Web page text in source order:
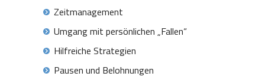
Zeitmanagement
Umgang mit persönlichen „Fallen“
Hilfreiche Strategien
Pausen und Belohnungen